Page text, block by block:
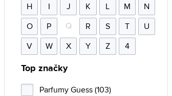
H
I J K L M
N
O
P Q R S T
U
V
W X Y Z 4
Top značky
Parfumy Guess (103)